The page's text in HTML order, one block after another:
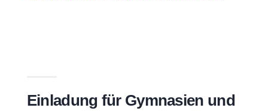
Einladung für Gymnasien und